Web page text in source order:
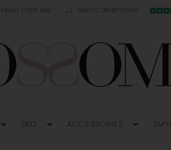
OVER 499,- GRATIS OMBYTNING
SKO ACCESSORIES